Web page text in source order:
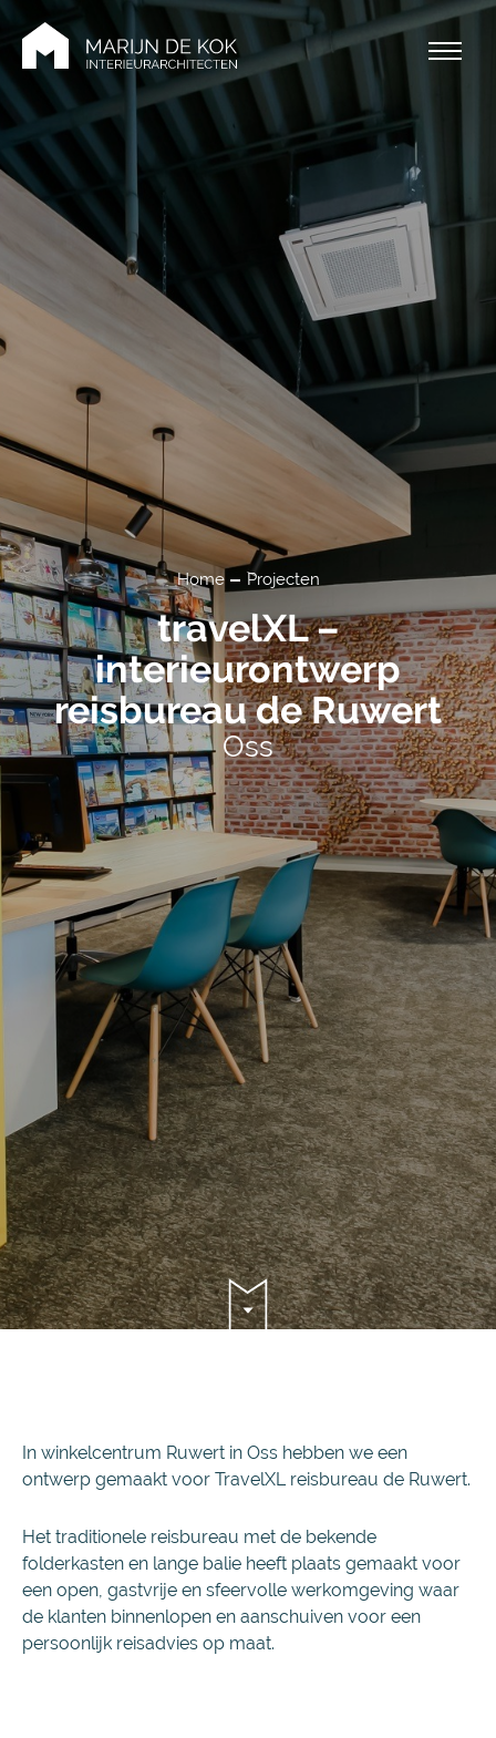
Home Projecten
travelXL –
interieurontwerp
reisbureau de Ruwert
Oss
In winkelcentrum Ruwert in Oss hebben we een
ontwerp gemaakt voor TravelXL reisbureau de Ruwert.
Het traditionele reisbureau met de bekende
folderkasten en lange balie heeft plaats gemaakt voor
een open, gastvrije en sfeervolle werkomgeving waar
de klanten binnenlopen en aanschuiven voor een
persoonlijk reisadvies op maat.